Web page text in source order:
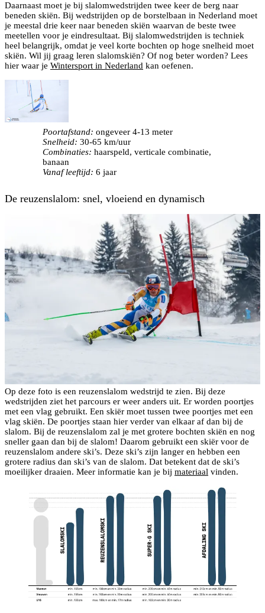
Daarnaast moet je bij slalomwedstrijden twee keer de berg naar
beneden skiën. Bij wedstrijden op de borstelbaan in Nederland moet
je meestal drie keer naar beneden skiën waarvan de beste twee
meetellen voor je eindresultaat. Bij slalomwedstrijden is techniek
heel belangrijk, omdat je veel korte bochten op hoge snelheid moet
skiën. Wil jij graag leren slalomskiën? Of nog beter worden? Lees
hier waar je Wintersport in Nederland kan oefenen.
Poortafstand: ongeveer 4-13 meter
Snelheid: 30-65 km/uur
Combinaties: haarspeld, verticale combinatie,
banaan
Vanaf leeftijd: 6 jaar
De reuzenslalom: snel, vloeiend en dynamisch
Op deze foto is een reuzenslalom wedstrijd te zien. Bij deze
wedstrijden ziet het parcours er weer anders uit. Er worden poortjes
met een vlag gebruikt. Een skiër moet tussen twee poortjes met een
vlag skiën. De poortjes staan hier verder van elkaar af dan bij de
slalom. Bij de reuzenslalom zal je met grotere bochten skiën en nog
sneller gaan dan bij de slalom! Daarom gebruikt een skiër voor de
reuzenslalom andere ski’s. Deze ski’s zijn langer en hebben een
grotere radius dan ski’s van de slalom. Dat betekent dat de ski’s
moeilijker draaien. Meer informatie kan je bij materiaal vinden.